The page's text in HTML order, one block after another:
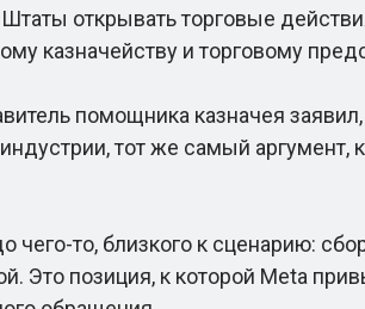
открывать торговые
казначейству и торговому
помощника казначея
тот же самый аргумент,
то, близкого к сценарию:
Это позиция, к которой Meta